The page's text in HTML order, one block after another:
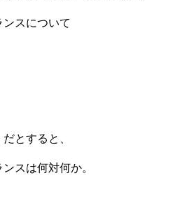
ンスについて
とすると、
スは何対何か。